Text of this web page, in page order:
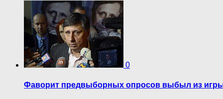
0
Фаворит предвыборных опросов выбыл из